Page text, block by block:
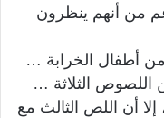
من أنهم ينظرون
أطفال الخرابة …
الثلاثة …
أن اللص الثالث مع